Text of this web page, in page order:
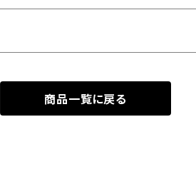
商品一覧に戻る